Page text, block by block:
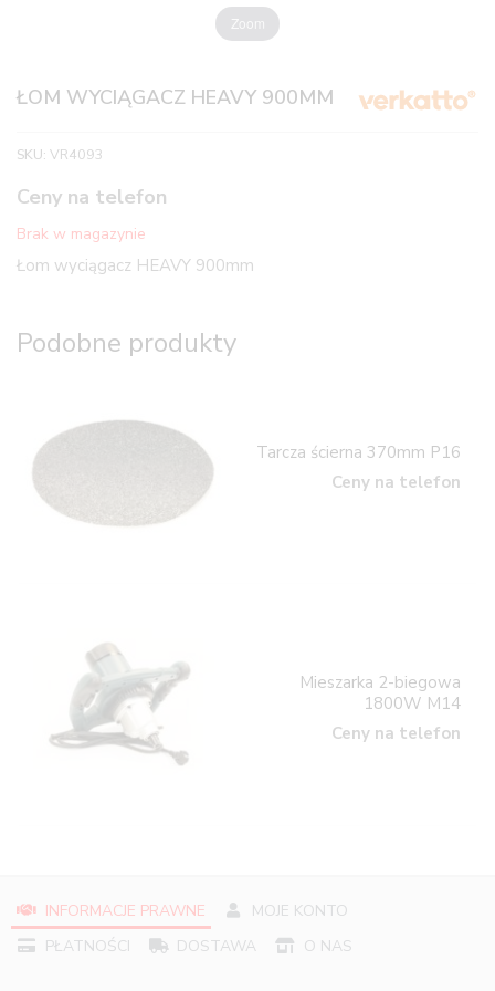
Zoom
ŁOM WYCIĄGACZ HEAVY 900MM
SKU: VR4093
Ceny na telefon
Brak w magazynie
Łom wyciągacz HEAVY 900mm
Podobne produkty
Tarcza ścierna 370mm P16
Ceny na telefon
Mieszarka 2-biegowa
1800W M14
Ceny na telefon
INFORMACJE PRAWNE
MOJE KONTO
PŁATNOŚCI
DOSTAWA O NAS